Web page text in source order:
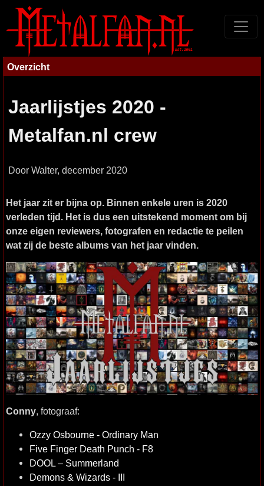
Overzicht
Jaarlijstjes 2020 -
Metalfan.nl crew
Door Walter, december 2020
Het jaar zit er bijna op. Binnen enkele uren is 2020
verleden tijd. Het is dus een uitstekend moment om bij
onze eigen reviewers, fotografen en redactie te peilen
wat zij de beste albums van het jaar vinden.
Conny, fotograaf:
Ozzy Osbourne - Ordinary Man
Five Finger Death Punch - F8
DOOL – Summerland
Demons & Wizards - III